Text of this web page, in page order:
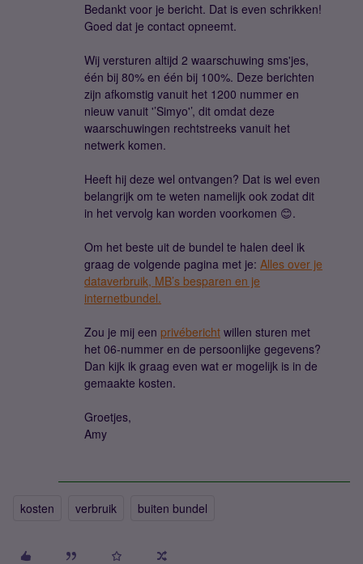
Bedankt voor je bericht. Dat is even schrikken!
Goed dat je contact opneemt.
Wij versturen altijd 2 waarschuwing sms'jes,
één bij 80% en één bij 100%. Deze berichten
zijn afkomstig vanuit het 1200 nummer en
nieuw vanuit '’Simyo'’, dit omdat deze
waarschuwingen rechtstreeks vanuit het
netwerk komen.
Heeft hij deze wel ontvangen? Dat is wel even
belangrijk om te weten namelijk ook zodat dit
in het vervolg kan worden voorkomen 😊.
Om het beste uit de bundel te halen deel ik
graag de volgende pagina met je: Alles over je
dataverbruik, MB’s besparen en je
internetbundel.
Zou je mij een privébericht willen sturen met
het 06-nummer en de persoonlijke gegevens?
Dan kijk ik graag even wat er mogelijk is in de
gemaakte kosten.
Groetjes,
Amy
kosten verbruik buiten bundel